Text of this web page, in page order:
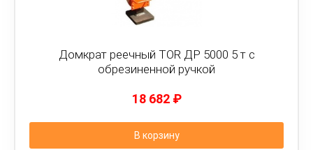
Домкрат реечный TOR ДР 5000 5 т с
обрезиненной ручкой
18 682 ₽
В корзину